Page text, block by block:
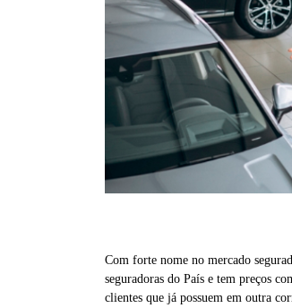
Com forte nome no mercado
seguradoras do País e tem preços
clientes que já possuem em outra